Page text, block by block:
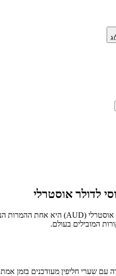
לדולר אוסטרלי
אוסטרלי (
AUD) היא אחת ההמרות
המובילים בעולם.
עם שערי חליפין מעודכנים בזמן